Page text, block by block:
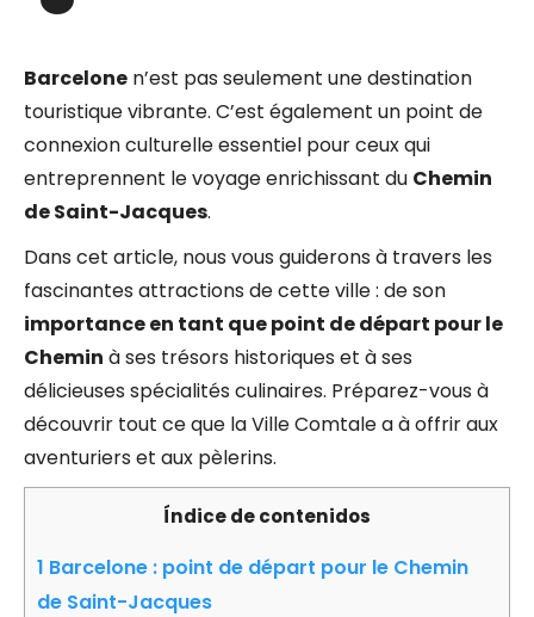
Barcelone n’est pas seulement une destination
touristique vibrante. C’est également un point de
connexion culturelle essentiel pour ceux qui
entreprennent le voyage enrichissant du Chemin
de Saint-Jacques.
Dans cet article, nous vous guiderons à travers les
fascinantes attractions de cette ville : de son
importance en tant que point de départ pour le
Chemin à ses trésors historiques et à ses
délicieuses spécialités culinaires. Préparez-vous à
découvrir tout ce que laVille Comtalea à offrir aux
aventuriers et aux pèlerins.
Índice de contenidos
1 Barcelone : point de départ pour le Chemin
de Saint-Jacques